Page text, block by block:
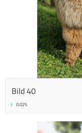
Bild 40
0.02%